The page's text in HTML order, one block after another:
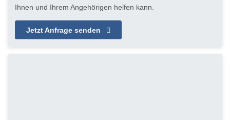
Ihnen und Ihrem Angehörigen helfen kann.
Jetzt Anfrage senden